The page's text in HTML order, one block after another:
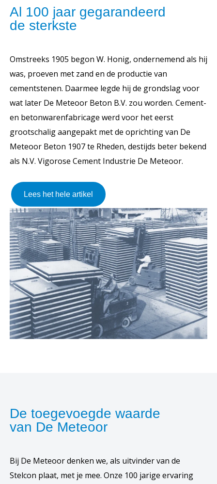
Al 100 jaar gegarandeerd
de sterkste
Omstreeks 1905 begon W. Honig, ondernemend als hij
was, proeven met zand en de productie van
cementstenen. Daarmee legde hij de grondslag voor
wat later De Meteoor Beton B.V. zou worden. Cement-
en betonwarenfabricage werd voor het eerst
grootschalig aangepakt met de oprichting van De
Meteoor Beton 1907 te Rheden, destijds beter bekend
als N.V. Vigorose Cement Industrie De Meteoor.
Lees het hele artikel
De toegevoegde waarde
van De Meteoor
Bij De Meteoor denken we, als uitvinder van de
Stelcon plaat, met je mee. Onze 100 jarige ervaring